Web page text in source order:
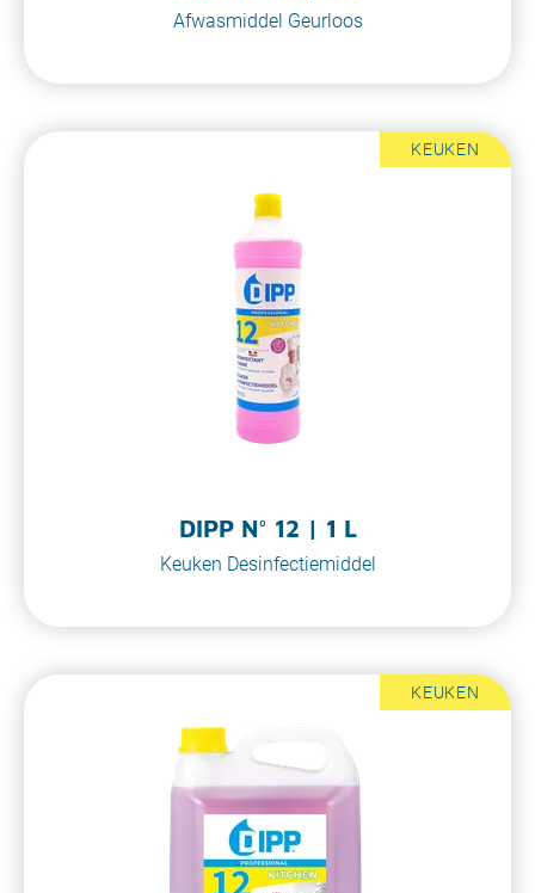
Afwasmiddel Geurloos
KEUKEN
DIPP N° 12 | 1 L
Keuken Desinfectiemiddel
KEUKEN